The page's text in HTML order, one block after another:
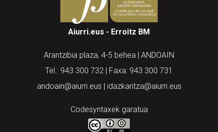
Aiurri.eus - Erroitz BM
Arantzibia plaza, 4-5 behea | ANDOAIN
Tel.: 943 300 732 | Faxa: 943 300 731
andoain@aiurri.eus | idazkaritza@aiurri.eus
Codesyntaxek garatua